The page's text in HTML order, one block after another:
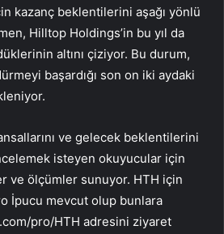
kazanç beklentilerini aşağı yönlü
Hilltop Holdings’in bu yıl da
altını çiziyor. Bu durum,
başardığı son on iki aydaki
ve gelecek beklentilerini
isteyen okuyucular için
ve ölçümler sunuyor. HTH için
İpucu mevcut olup bunlara
pro/HTH adresini ziyaret